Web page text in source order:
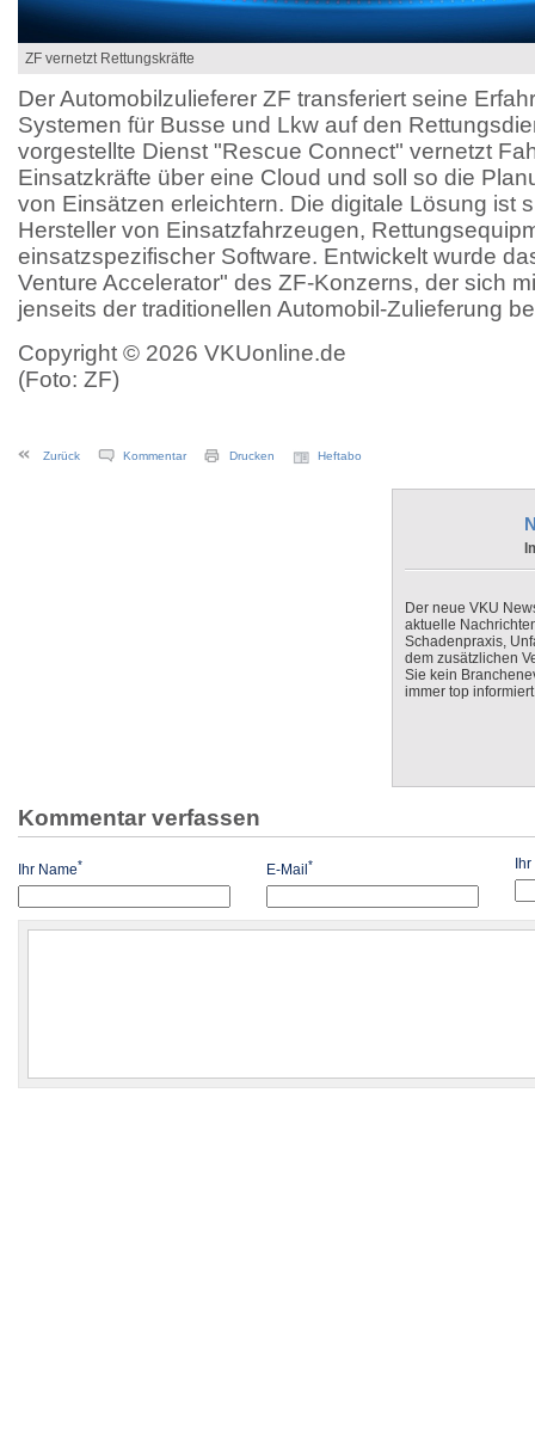
ZF vernetzt Rettungskräfte
Der Automobilzulieferer ZF transferiert seine
Systemen für Busse und Lkw auf den
vorgestellte Dienst "Rescue Connect" vernetzt
Einsatzkräfte über eine Cloud und soll so die
von Einsätzen erleichtern. Die digitale Lösung ist
Hersteller von Einsatzfahrzeugen,
einsatzspezifischer Software. Entwickelt wurde
Venture Accelerator" des ZF-Konzerns, der sich
jenseits der traditionellen Automobil-Zulieferung
Copyright © 2026 VKUonline.de
(Foto: ZF)
Zurück Kommentar Drucken Heftabo
Der neue VKU
aktuelle
Schadenpraxis,
dem zusätzlichen
Sie kein
immer top
Kommentar verfassen
Ihr Name* E-Mail* Ihr